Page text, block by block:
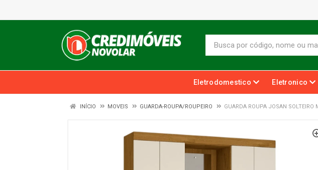
Eletrodomestico Eletronico
INÍCIO MOVEIS GUARDA-ROUPA/ROUPEIRO GUARDA ROUPA JOSAN SOLTEIRO